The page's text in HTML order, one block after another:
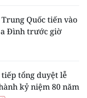
Quốc tiến vào
Đình trước giờ
tổng duyệt lễ
kỷ niệm 80 năm